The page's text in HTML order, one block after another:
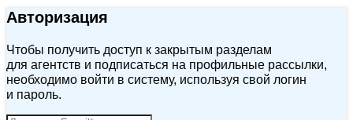
Авторизация
Чтобы получить доступ к закрытым разделам
для агентств и подписаться на профильные рассылки,
необходимо войти в систему, используя свой логин
и пароль.